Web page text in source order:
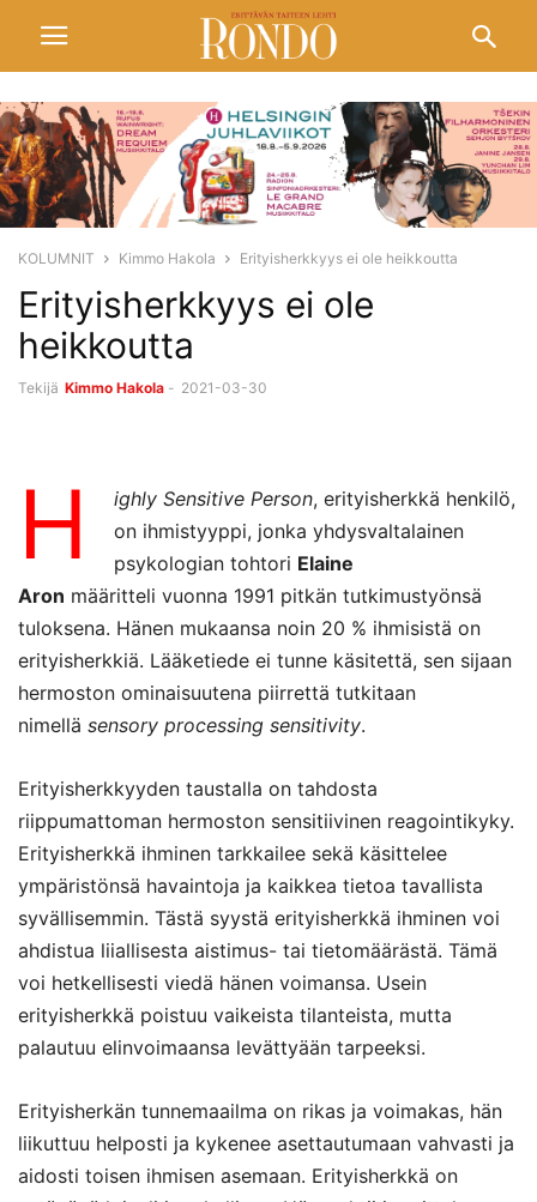
KOLUMNIT Kimmo Hakola Erityisherkkyys ei ole heikkoutta
Erityisherkkyys ei ole
heikkoutta
Tekijä Kimmo Hakola - 2021-03-30
H ighly Sensitive Person, erityisherkkä henkilö,
on ihmistyyppi, jonka yhdysvaltalainen
psykologian tohtori Elaine
Aron määritteli vuonna 1991 pitkän tutkimustyönsä
tuloksena. Hänen mukaansa noin 20 % ihmisistä on
erityisherkkiä. Lääketiede ei tunne käsitettä, sen sijaan
hermoston ominaisuutena piirrettä tutkitaan
nimellä sensory processing sensitivity.
Erityisherkkyyden taustalla on tahdosta
riippumattoman hermoston sensitiivinen reagointikyky.
Erityisherkkä ihminen tarkkailee sekä käsittelee
ympäristönsä havaintoja ja kaikkea tietoa tavallista
syvällisemmin. Tästä syystä erityisherkkä ihminen voi
ahdistua liiallisesta aistimus- tai tietomäärästä. Tämä
voi hetkellisesti viedä hänen voimansa. Usein
erityisherkkä poistuu vaikeista tilanteista, mutta
palautuu elinvoimaansa levättyään tarpeeksi.
Erityisherkän tunnemaailma on rikas ja voimakas, hän
liikuttuu helposti ja kykenee asettautumaan vahvasti ja
aidosti toisen ihmisen asemaan. Erityisherkkä on